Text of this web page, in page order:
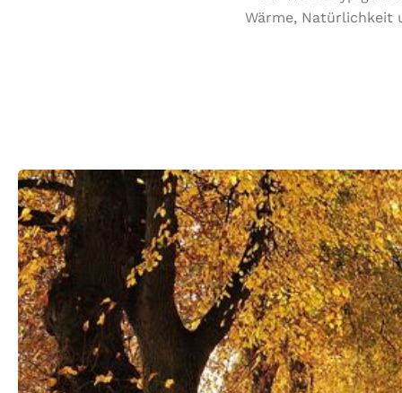
Wärme, Natürlichkeit